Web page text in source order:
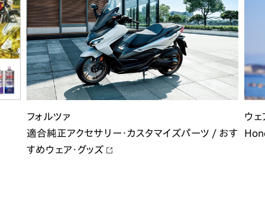
フォルツァ
適合純正アクセサリー・カスタマイズパーツ / おす
すめウェア・グッズ
ウェ